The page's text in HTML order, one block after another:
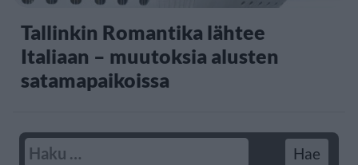
Tallinkin Romantika lähtee
Italiaan – muutoksia alusten
satamapaikoissa